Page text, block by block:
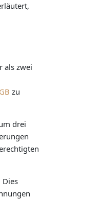
als zwei
zu
drei
Dies